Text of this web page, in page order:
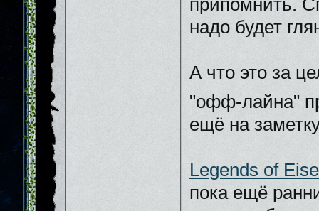
припомнить.
надо будет
А что это за
"офф-лайна"
ещё на
Legends of
пока ещё